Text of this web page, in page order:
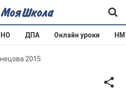
ДПА Онлайн уроки
2015